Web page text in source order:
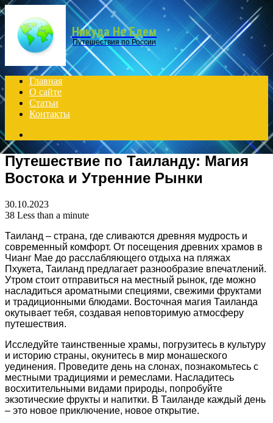
Menu
Никуда Не Едем
Путешествия по России
Главная
О сайте
Статьи
Контакты
Путешествие по Таиланду: Магия
Востока и Утренние Рынки
30.10.2023
38 Less than a minute
Таиланд – страна, где сливаются древняя мудрость и
современный комфорт. От посещения древних храмов в
Чианг Мае до расслабляющего отдыха на пляжах
Пхукета, Таиланд предлагает разнообразие впечатлений.
Утром стоит отправиться на местный рынок, где можно
насладиться ароматными специями, свежими фруктами
и традиционными блюдами. Восточная магия Таиланда
окутывает тебя, создавая неповторимую атмосферу
путешествия.
Исследуйте таинственные храмы, погрузитесь в культуру
и историю страны, окунитесь в мир монашеского
уединения. Проведите день на слонах, познакомьтесь с
местными традициями и ремеслами. Насладитесь
восхитительными видами природы, попробуйте
экзотические фрукты и напитки. В Таиланде каждый день
– это новое приключение, новое открытие.